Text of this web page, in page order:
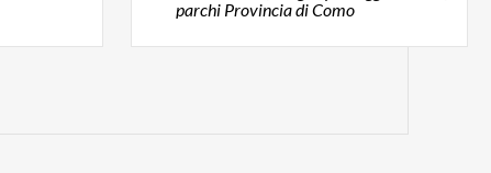
parchi Provincia di Como